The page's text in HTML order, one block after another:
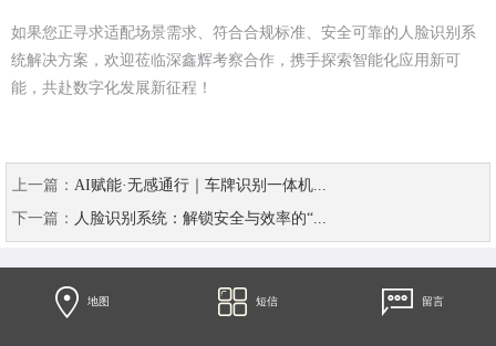
如果您正寻求适配场景需求、符合合规标准、安全可靠的人脸识别系
统解决方案，欢迎莅临深鑫辉考察合作，携手探索智能化应用新可
能，共赴数字化发展新征程！
上一篇： AI赋能·无感通行｜车牌识别一体机...
下一篇： 人脸识别系统：解锁安全与效率的“...
地图 短信 留言